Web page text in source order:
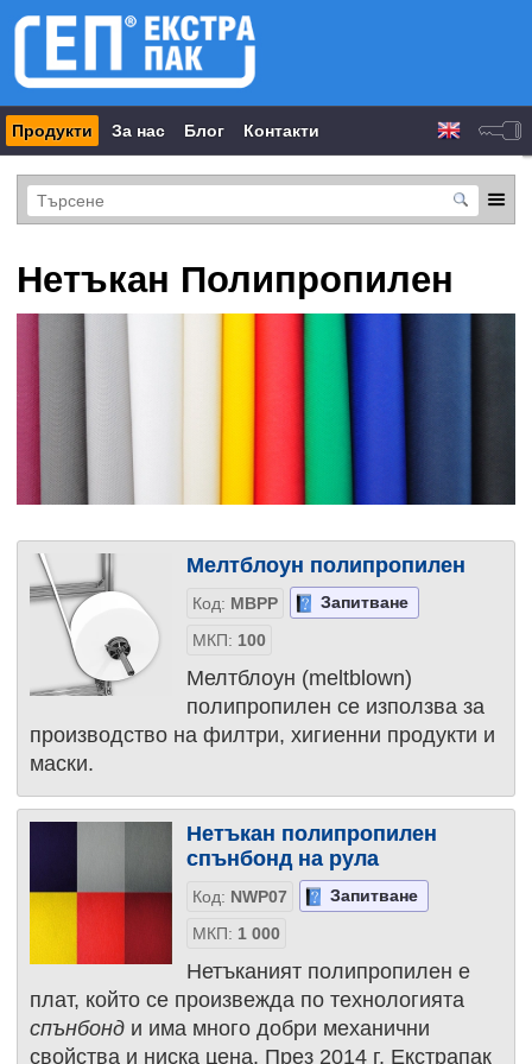
Продукти За нас Блог Контакти
Нетъкан Полипропилен
Мелтблоун полипропилен
Код: MBPP
Запитване
МКП: 100
Мелтблоун (meltblown)
полипропилен се използва за
производство на филтри, хигиенни продукти и
маски.
Нетъкан полипропилен
спънбонд на рула
Код: NWP07
Запитване
МКП: 1 000
Нетъканият полипропилен е
плат, който се произвежда по технологията
спънбонди има много добри механични
свойства и ниска цена. През 2014 г. Екстрапак